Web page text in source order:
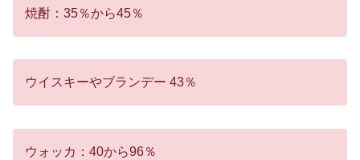
焼酎：35％から45％
ウイスキーやブランデー 43％
ウォッカ：40から96％